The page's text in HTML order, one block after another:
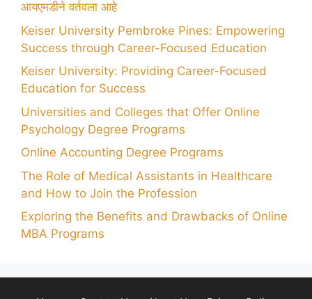
आयएमडीने वर्तवला आहे
Keiser University Pembroke Pines: Empowering
Success through Career-Focused Education
Keiser University: Providing Career-Focused
Education for Success
Universities and Colleges that Offer Online
Psychology Degree Programs
Online Accounting Degree Programs
The Role of Medical Assistants in Healthcare
and How to Join the Profession
Exploring the Benefits and Drawbacks of Online
MBA Programs